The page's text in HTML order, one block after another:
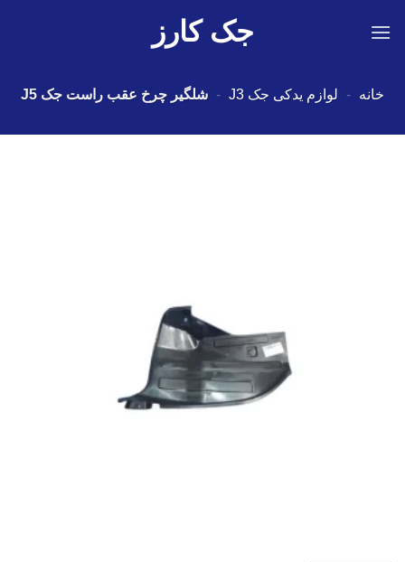
جک کارز
خانه - لوازم یدکی جک J3 - شلگیر چرخ عقب راست جک J5